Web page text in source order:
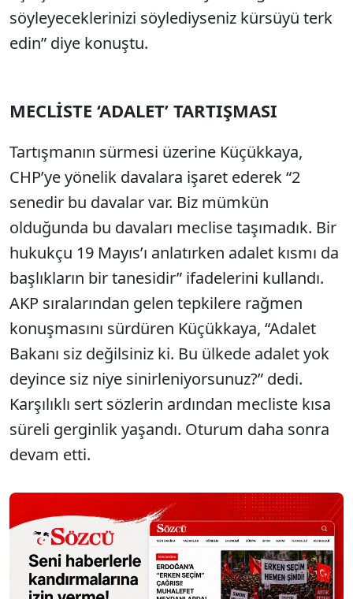
söyleyeceklerinizi söylediyseniz kürsüyü terk
edin” diye konuştu.
MECLİSTE ‘ADALET’ TARTIŞMASI
Tartışmanın sürmesi üzerine Küçükkaya,
CHP’ye yönelik davalara işaret ederek “2
senedir bu davalar var. Biz mümkün
olduğunda bu davaları meclise taşımadık. Bir
hukukçu 19 Mayıs’ı anlatırken adalet kısmı da
başlıkların bir tanesidir” ifadelerini kullandı.
AKP sıralarından gelen tepkilere rağmen
konuşmasını sürdüren Küçükkaya, “Adalet
Bakanı siz değilsiniz ki. Bu ülkede adalet yok
deyince siz niye sinirleniyorsunuz?” dedi.
Karşılıklı sert sözlerin ardından mecliste kısa
süreli gerginlik yaşandı. Oturum daha sonra
devam etti.